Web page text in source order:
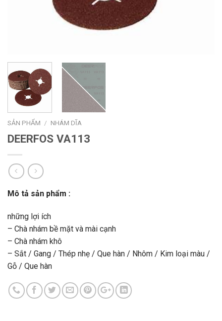
SẢN PHẨM / NHÁM DĨA
DEERFOS VA113
Mô tả sản phẩm :
những lợi ích
– Chà nhám bề mặt và mài cạnh
– Chà nhám khô
– Sắt / Gang / Thép nhẹ / Que hàn / Nhôm / Kim loại màu /
Gỗ / Que hàn